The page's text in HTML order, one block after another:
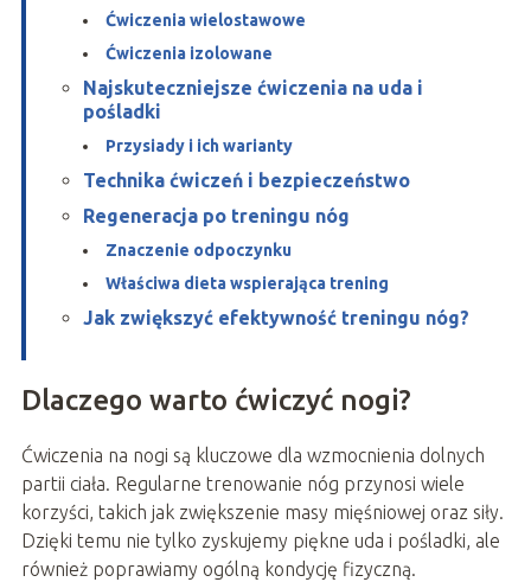
Ćwiczenia wielostawowe
Ćwiczenia izolowane
Najskuteczniejsze ćwiczenia na uda i
pośladki
Przysiady i ich warianty
Technika ćwiczeń i bezpieczeństwo
Regeneracja po treningu nóg
Znaczenie odpoczynku
Właściwa dieta wspierająca trening
Jak zwiększyć efektywność treningu nóg?
Dlaczego warto ćwiczyć nogi?
Ćwiczenia na nogi są kluczowe dla wzmocnienia dolnych
partii ciała. Regularne trenowanie nóg przynosi wiele
korzyści, takich jak zwiększenie masy mięśniowej oraz siły.
Dzięki temu nie tylko zyskujemy piękne uda i pośladki, ale
również poprawiamy ogólną kondycję fizyczną.